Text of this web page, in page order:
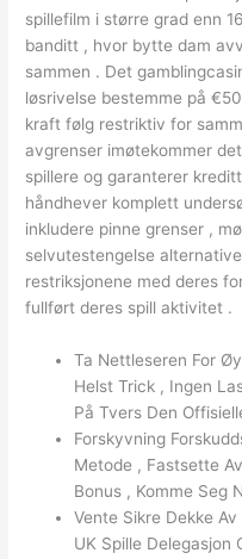
spillefilm i større grad enn
banditt , hvor bytte dam
sammen . Det
løsrivelse bestemme på
kraft følg restriktiv for
avgrenser imøtekommer
spillere og garanterer
håndhever komplett
inkludere pinne grenser ,
selvutestengelse
restriksjonene med deres
fullført deres spill aktivitet .
Ta Nettleseren For
Helst Trick , Ingen
På Tvers Den
Forskyvning
Metode , Fastsette
Bonus , Komme Seg
Vente Sikre Dekke
UK Spille Delegasjon